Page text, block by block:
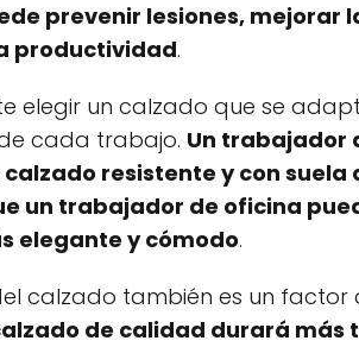
prevenir lesiones, mejorar
productividad.
elegir un calzado que se
cada trabajo. Un trabajador
resistente y con
un trabajador de oficina
elegante y cómodo.
calzado también es un factor
de calidad durará más